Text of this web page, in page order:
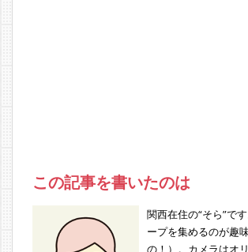
この記事を書いたのは
関西在住の“そら”で
ープを集めるのが趣
の！）。カメラはオ